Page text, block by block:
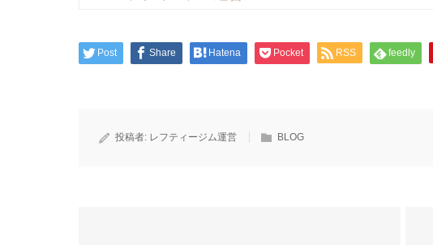
Post Share Hatena Pocket RSS feedly
投稿者: レフティージム運営 BLOG